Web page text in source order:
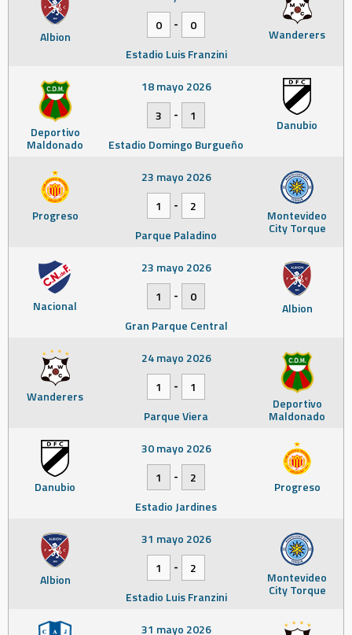
Albion Wanderers
0
-
0
Estadio Luis Franzini
Deportivo
Maldonado
Danubio
18 mayo 2026
3
-
1
Estadio Domingo Burgueño
Progreso Montevideo
City Torque
23 mayo 2026
1
-
2
Parque Paladino
Nacional Albion
23 mayo 2026
1
-
0
Gran Parque Central
Wanderers Deportivo
Maldonado
24 mayo 2026
1
-
1
Parque Viera
Danubio Progreso
30 mayo 2026
1
-
2
Estadio Jardines
Albion Montevideo
City Torque
31 mayo 2026
1
-
2
Estadio Luis Franzini
31 mayo 2026